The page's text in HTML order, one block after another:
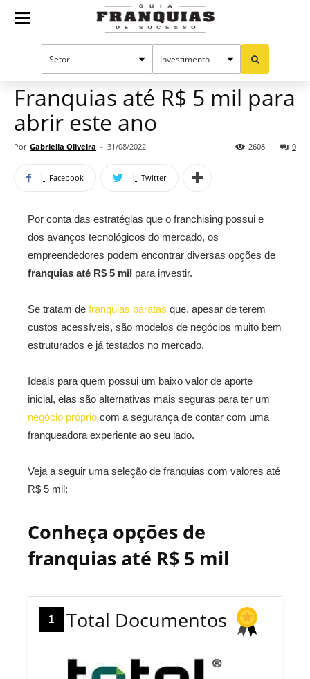
Guia
Oportunidades e tendências
Franquias até R$ 5 mil para
abrir este ano
Por Gabriella Oliveira - 31/08/2022 0
2608
Facebook Twitter
Por conta das estratégias que o franchising possui e
dos avanços tecnológicos do mercado, os
empreendedores podem encontrar diversas opções de
franquias até R$ 5 mil para investir.
Se tratam de franquias baratas que, apesar de terem
custos acessíveis, são modelos de negócios muito bem
estruturados e já testados no mercado.
Ideais para quem possui um baixo valor de aporte
inicial, elas são alternativas mais seguras para ter um
negócio próprio com a segurança de contar com uma
franqueadora experiente ao seu lado.
Veja a seguir uma seleção de franquias com valores até
R$ 5 mil:
Conheça opções de
franquias até R$ 5 mil
1 Total Documentos